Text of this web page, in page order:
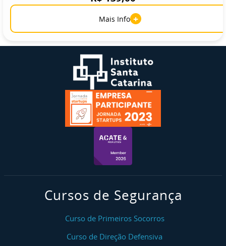
Mais Info +
Cursos de Segurança
Curso de Primeiros Socorros
Curso de Direção Defensiva